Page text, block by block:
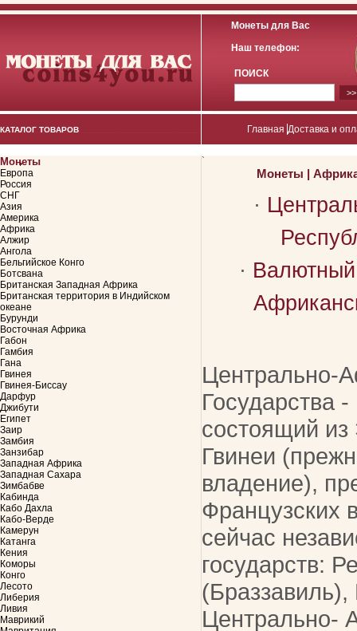
Монеты для Вас
Наш телефон:
ПОИСК
КАТАЛОГ ТОВАРОВ Главная Доставка и
Монеты
Европа
Россия
СНГ
Азия
Америка
Африка
Алжир
Ангола
Бельгийское Конго
Ботсвана
Британская Западная Африка
Британская территория в Индийском
океане
Бурунди
Восточная Африка
Габон
Гамбия
Гана
Гвинея
Гвинея-Биссау
Дарфур
Джибути
Египет
Заир
Замбия
Занзибар
Западная Африка
Западная Сахара
Зимбабве
Кабинда
Кабо Дахла
Кабо-Верде
Камерун
Катанга
Кения
Коморы
Конго
Лесото
Либерия
Ливия
Маврикий
`
Монеты |
·
·
Центрально-
Государства
состоящий из
Гвинеи
владение),
Французских
сейчас
государств:
(Браззавиль),
Центрально-